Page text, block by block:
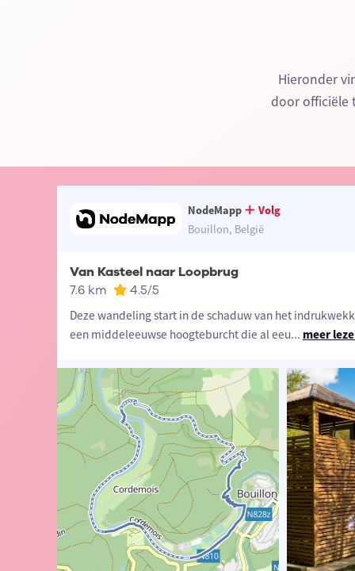
Hieronder
door officiële
NodeMapp
Volg
Bouillon, België
Van Kasteel naar Loopbrug
7.6 km 4.5/5
Deze wandeling start in de schaduw van het
een middeleeuwse hoogteburcht die al eeu... meer